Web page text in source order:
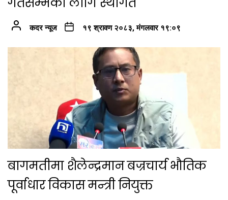
कदर न्यूज १९ श्रावण २०८३, मंगलवार १९:०९
बागमतीमा शैलेन्द्रमान बज्रचार्य भौतिक
पूर्वाधार विकास मन्त्री नियुक्त